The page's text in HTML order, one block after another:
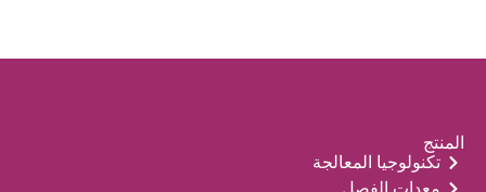
المنتج
تكنولوجيا المعالجة